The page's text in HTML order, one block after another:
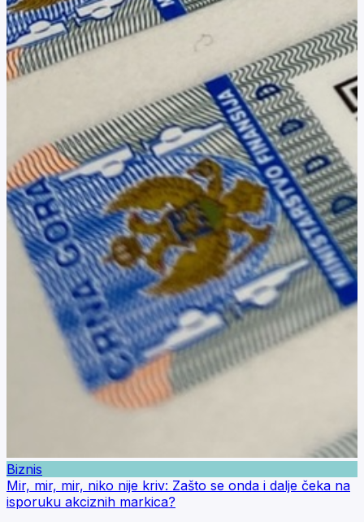
Biznis
Mir, mir, mir, niko nije kriv: Zašto se onda i dalje čeka na
isporuku akciznih markica?